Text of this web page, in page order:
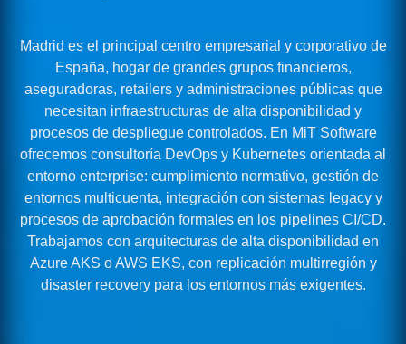
Madrid es el principal centro empresarial y corporativo de
España, hogar de grandes grupos financieros,
aseguradoras, retailers y administraciones públicas que
necesitan infraestructuras de alta disponibilidad y
procesos de despliegue controlados. En MiT Software
ofrecemos consultoría DevOps y Kubernetes orientada al
entorno enterprise: cumplimiento normativo, gestión de
entornos multicuenta, integración con sistemas legacy y
procesos de aprobación formales en los pipelines CI/CD.
Trabajamos con arquitecturas de alta disponibilidad en
Azure AKS o AWS EKS, con replicación multirregión y
disaster recovery para los entornos más exigentes.